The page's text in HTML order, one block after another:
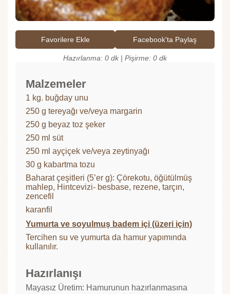
Favorilere Ekle Facebook'ta Paylaş
Hazırlanma: 0 dk | Pişirme: 0 dk
Malzemeler
1 kg. buğday unu
250 g tereyağı ve/veya margarin
250 g beyaz toz şeker
250 ml süt
250 ml ayçiçek ve/veya zeytinyağı
30 g kabartma tozu
Baharat çeşitleri (5’er g): Çörekotu, öğütülmüş
mahlep, Hintcevizi- besbase, rezene, tarçın,
zencefil
karanfil
Yumurta ve soyulmuş badem içi (üzeri için)
Tercihen su ve yumurta da hamur yapımında
kullanılır.
Hazırlanışı
Mayasız Üretim: Hamurunun hazırlanmasına